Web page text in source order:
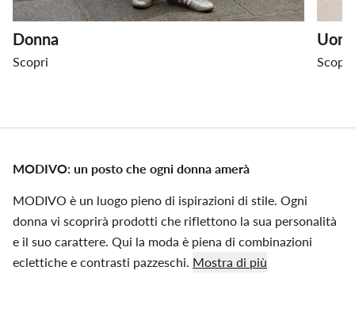
Donna
Scopri Scopri
MODIVO: un posto che ogni donna amerà
MODIVO è un luogo pieno di ispirazioni di stile. Ogni
donna vi scoprirà prodotti che riflettono la sua personalità
e il suo carattere. Qui la moda è piena di combinazioni
eclettiche e contrasti pazzeschi. Mostra di più